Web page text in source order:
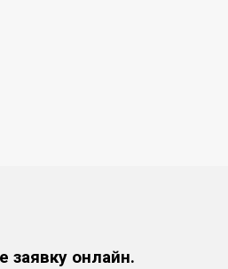
заявку онлайн.